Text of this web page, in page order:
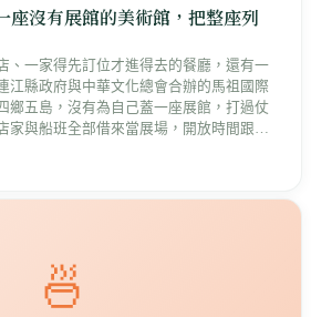
座沒有展館的美術館，把整座列
、一家得先訂位才進得去的餐廳，還有一
江縣政府與中華文化總會合辦的馬祖國際
鄉五島，沒有為自己蓋一座展館，打過仗
家與船班全部借來當展場，開放時間跟著
島嶼博物館」最具體的樣子，而那些借來
🍜